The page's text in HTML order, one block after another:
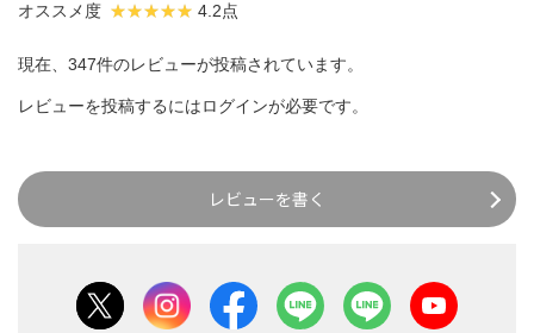
オススメ度 4.2点
現在、347件のレビューが投稿されています。
レビューを投稿するにはログインが必要です。
レビューを書く